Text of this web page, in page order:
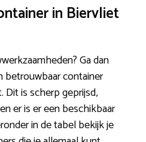
in Biervliet
Ga dan
betrouwbaar container
Dit is scherp geprijsd,
er is er een beschikbaar
in de tabel bekijk je